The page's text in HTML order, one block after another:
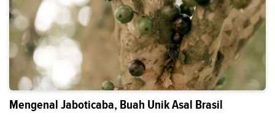
Mengenal Jaboticaba, Buah Unik Asal Brasil